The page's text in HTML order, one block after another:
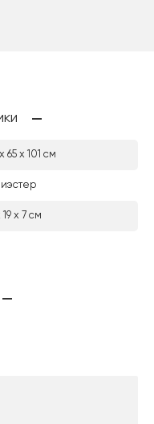
65 х 101 см
19 х 7 см